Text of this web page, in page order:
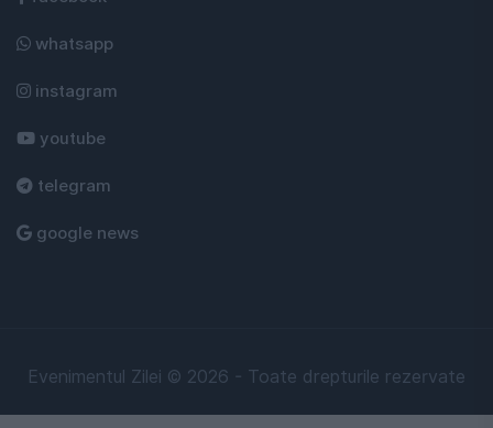
whatsapp
instagram
youtube
telegram
google news
Evenimentul Zilei © 2026 - Toate drepturile rezervate